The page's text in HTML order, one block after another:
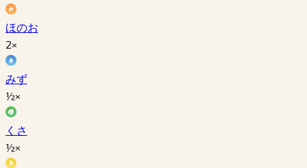
ほのお
2×
みず
½×
くさ
½×